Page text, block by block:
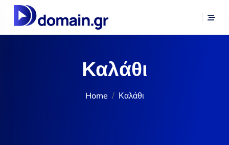
Καλάθι
Home Καλάθι